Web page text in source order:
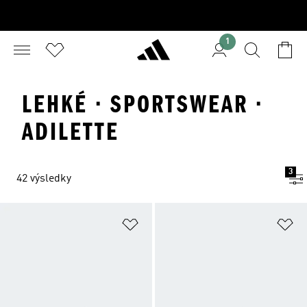
1
LEHKÉ · SPORTSWEAR ·
ADILETTE
42 výsledky
3